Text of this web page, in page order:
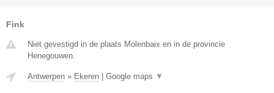
Fink
Niet gevestigd in de plaats Molenbaix en in de provincie
Henegouwen.
Antwerpen » Ekeren | Google maps ▼